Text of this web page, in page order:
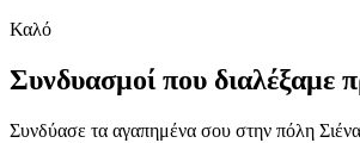
Καλό
Συνδυασμοί που διαλέξαμε
Συνδύασε τα αγαπημένα σου στην πόλη